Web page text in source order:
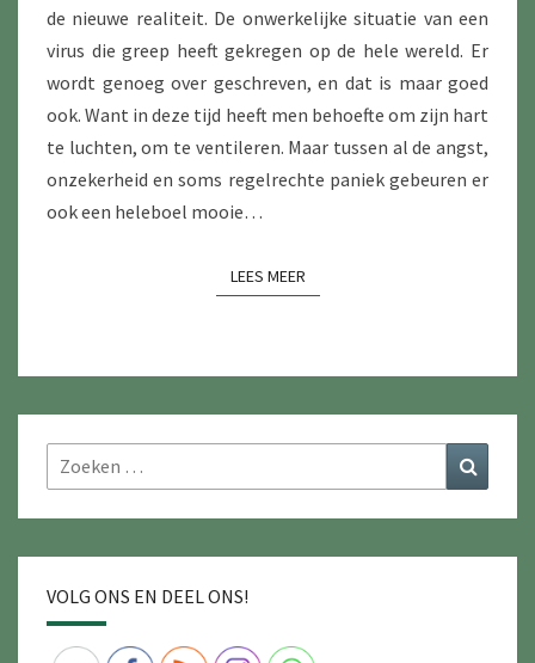
de nieuwe realiteit. De onwerkelijke situatie van een
virus die greep heeft gekregen op de hele wereld. Er
wordt genoeg over geschreven, en dat is maar goed
ook. Want in deze tijd heeft men behoefte om zijn hart
te luchten, om te ventileren. Maar tussen al de angst,
onzekerheid en soms regelrechte paniek gebeuren er
ook een heleboel mooie…
LEES MEERLEES MEER
Zoeken
naar:
VOLG ONS EN DEEL ONS!